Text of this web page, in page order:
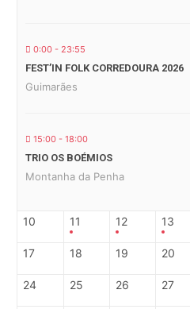
0:00 - 23:55
FEST’IN FOLK CORREDOURA 2026
Guimarães
15:00 - 18:00
TRIO OS BOÉMIOS
Montanha da Penha
10 11 12 13
17 18 19 20
24 25 26 27